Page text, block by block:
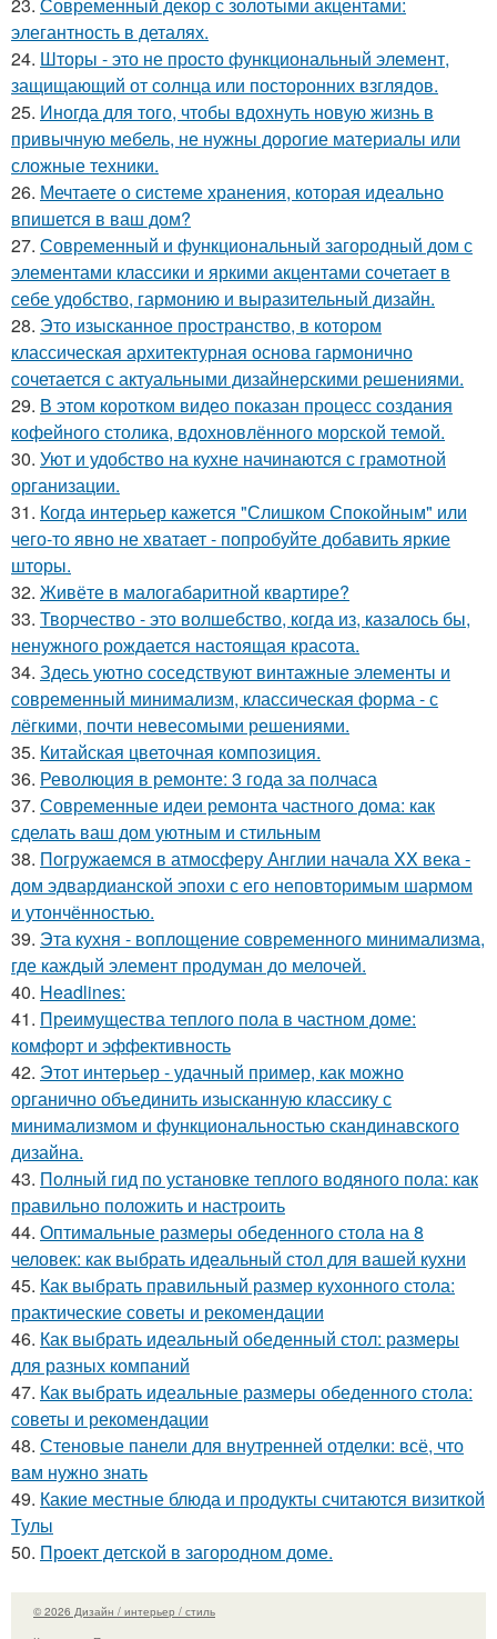
элегантность в деталях.
24. Шторы - это не просто функциональный элемент,
защищающий от солнца или посторонних взглядов.
25. Иногда для того, чтобы вдохнуть новую жизнь в
привычную мебель, не нужны дорогие материалы или
сложные техники.
26. Мечтаете о системе хранения, которая идеально
впишется в ваш дом?
27. Современный и функциональный загородный дом с
элементами классики и яркими акцентами сочетает в
себе удобство, гармонию и выразительный дизайн.
28. Это изысканное пространство, в котором
классическая архитектурная основа гармонично
сочетается с актуальными дизайнерскими решениями.
29. В этом коротком видео показан процесс создания
кофейного столика, вдохновлённого морской темой.
30. Уют и удобство на кухне начинаются с грамотной
организации.
31. Когда интерьер кажется "Слишком Спокойным" или
чего-то явно не хватает - попробуйте добавить яркие
шторы.
32. Живёте в малогабаритной квартире?
33. Творчество - это волшебство, когда из, казалось бы,
ненужного рождается настоящая красота.
34. Здесь уютно соседствуют винтажные элементы и
современный минимализм, классическая форма - с
лёгкими, почти невесомыми решениями.
35. Китайская цветочная композиция.
36. Революция в ремонте: 3 года за полчаса
37. Современные идеи ремонта частного дома: как
сделать ваш дом уютным и стильным
38. Погружаемся в атмосферу Англии начала XX века -
дом эдвардианской эпохи с его неповторимым шармом
и утончённостью.
39. Эта кухня - воплощение современного минимализма,
где каждый элемент продуман до мелочей.
40. Headlines:
41. Преимущества теплого пола в частном доме:
комфорт и эффективность
42. Этот интерьер - удачный пример, как можно
органично объединить изысканную классику с
минимализмом и функциональностью скандинавского
дизайна.
43. Полный гид по установке теплого водяного пола: как
правильно положить и настроить
44. Оптимальные размеры обеденного стола на 8
человек: как выбрать идеальный стол для вашей кухни
45. Как выбрать правильный размер кухонного стола:
практические советы и рекомендации
46. Как выбрать идеальный обеденный стол: размеры
для разных компаний
47. Как выбрать идеальные размеры обеденного стола:
советы и рекомендации
48. Стеновые панели для внутренней отделки: всё, что
вам нужно знать
49. Какие местные блюда и продукты считаются визиткой
Тулы
50. Проект детской в загородном доме.
© 2026 Дизайн / интерьер / стиль